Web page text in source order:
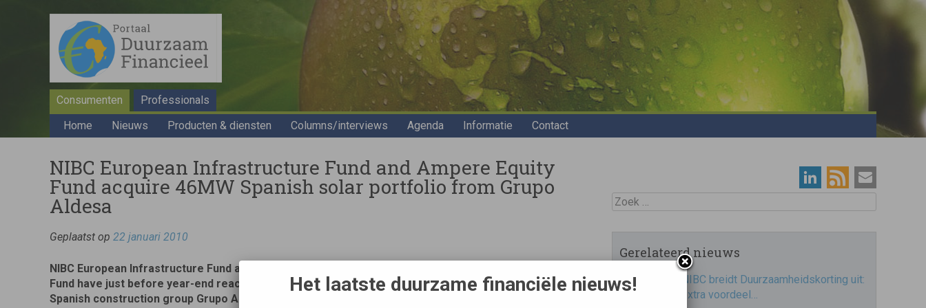
Consumenten
Professionals
Home
Nieuws Producten & diensten Columns/interviews Agenda Informatie Contact
NIBC European Infrastructure Fund and Ampere Equity
Fund acquire 46MW Spanish solar portfolio from Grupo
Aldesa
Geplaatst op 22 januari 2010
NIBC European Infrastructure Fund and Triodos Banks Ampere Equity
Fund have just before year-end reached final agreement with the
Spanish construction group Grupo Aldesa to acquire a 46MW solar
Zoek
Gerelateerd nieuws
NIBC breidt Duurzaamheidskorting uit:
extra voordeel…
Het laatste duurzame financiële nieuws!